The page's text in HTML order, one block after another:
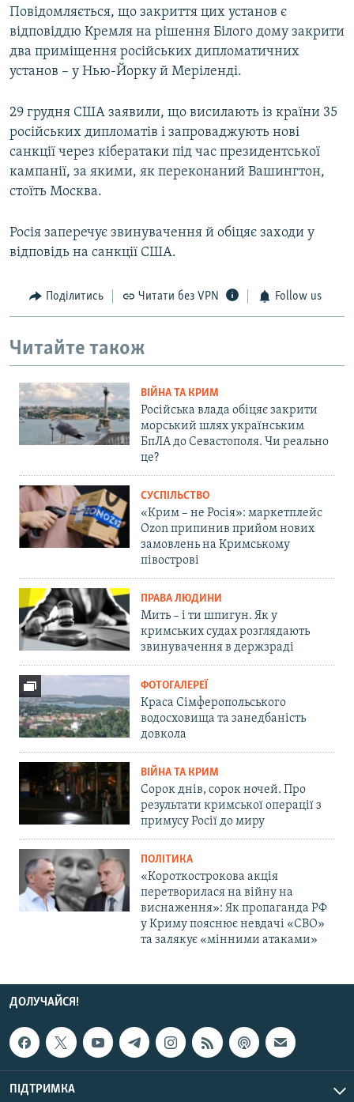
Повідомляється, що закриття цих установ є
відповіддю Кремля на рішення Білого дому закрити
два приміщення російських дипломатичних
установ – у Нью-Йорку й Меріленді.
29 грудня США заявили, що висилають із країни 35
російських дипломатів і запроваджують нові
санкції через кібератаки під час президентської
кампанії, за якими, як переконаний Вашингтон,
стоїть Москва.
Росія заперечує звинувачення й обіцяє заходи у
відповідь на санкції США.
Поділитись Читати без VPN Follow us
Читайте також
ВІЙНА ТА КРИМ
Російська влада обіцяє закрити
морський шлях українським
БпЛА до Севастополя. Чи реально
це?
СУСПІЛЬСТВО
«Крим – не Росія»: маркетплейс
Ozon припинив прийом нових
замовлень на Кримському
півострові
ПРАВА ЛЮДИНИ
Мить – і ти шпигун. Як у
кримських судах розглядають
звинувачення в держзраді
ФОТОГАЛЕРЕЇ
Краса Сімферопольського
водосховища та занедбаність
довкола
ВІЙНА ТА КРИМ
Сорок днів, сорок ночей. Про
результати кримської операції з
примусу Росії до миру
ПОЛІТИКА
«Короткострокова акція
перетворилася на війну на
виснаження»: Як пропаганда РФ
у Криму пояснює невдачі «СВО»
та залякує «мінними атаками»
ДОЛУЧАЙСЯ!
ПІДТРИМКА